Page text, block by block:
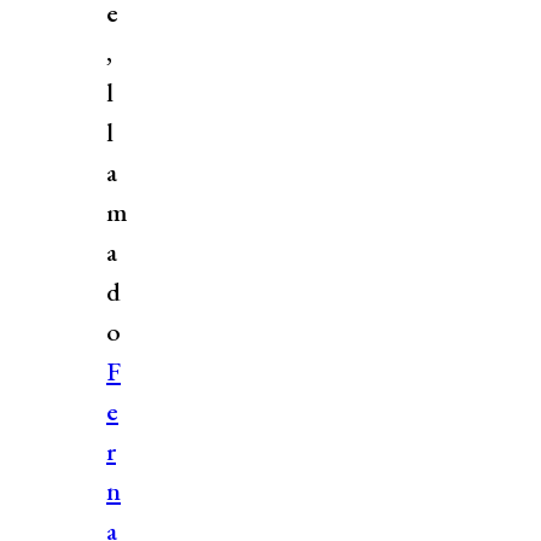
e
,
l
l
a
m
a
d
o
F
e
r
n
a